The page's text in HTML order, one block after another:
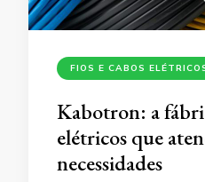
FIOS E CABOS
Kabotron: a
elétricos que
necessidades